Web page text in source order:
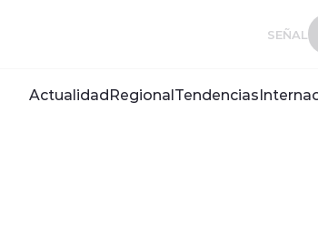
SEÑAL
ActualidadRegionalTendencias